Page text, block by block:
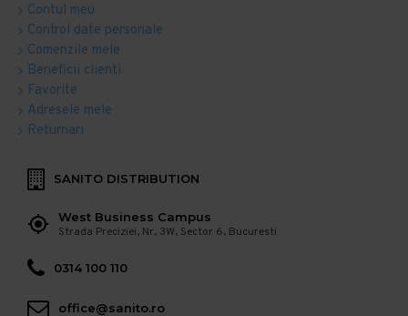
Contul meu
Control date personale
Comenzile mele
Beneficii clienti
Favorite
Adresele mele
Returnari
SANITO DISTRIBUTION
West Business Campus
Strada Preciziei, Nr, 3W, Sector 6, Bucuresti
0314 100 110
office@sanito.ro